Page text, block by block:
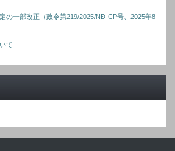
の一部改正（政令第219/2025/NĐ-CP号、2025年8
て